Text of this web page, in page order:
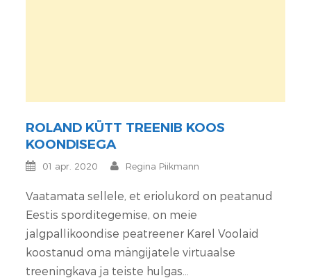
ROLAND KÜTT TREENIB KOOS
KOONDISEGA
01 apr. 2020 Regina Piikmann
Vaatamata sellele, et eriolukord on peatanud
Eestis sporditegemise, on meie
jalgpallikoondise peatreener Karel Voolaid
koostanud oma mängijatele virtuaalse
treeningkava ja teiste hulgas...